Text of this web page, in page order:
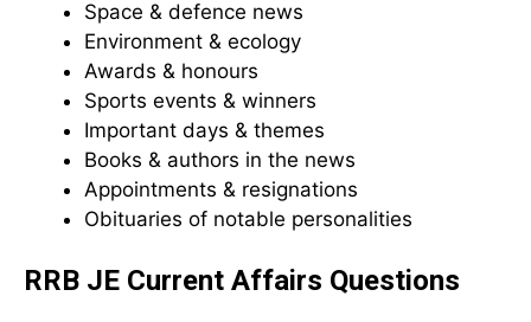
Space & defence news
Environment & ecology
Awards & honours
Sports events & winners
Important days & themes
Books & authors in the news
Appointments & resignations
Obituaries of notable personalities
RRB JE Current Affairs Questions